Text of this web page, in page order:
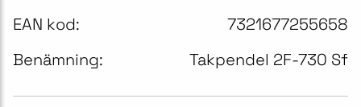
EAN kod:
7321677255658
Benämning:
Takpendel 2F-730 Sf